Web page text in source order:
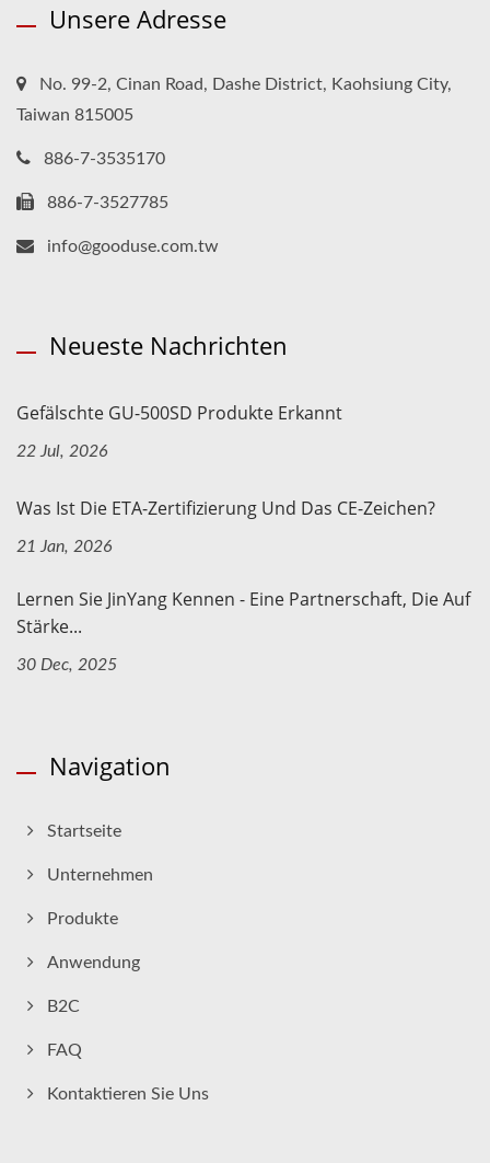
Unsere Adresse
No. 99-2, Cinan Road, Dashe District, Kaohsiung City,
Taiwan 815005
886-7-3535170
886-7-3527785
info@gooduse.com.tw
Neueste Nachrichten
Gefälschte GU-500SD Produkte Erkannt
22 Jul, 2026
Was Ist Die ETA-Zertifizierung Und Das CE-Zeichen?
21 Jan, 2026
Lernen Sie JinYang Kennen - Eine Partnerschaft, Die Auf
Stärke...
30 Dec, 2025
Navigation
Startseite
Unternehmen
Produkte
Anwendung
B2C
FAQ
Kontaktieren Sie Uns